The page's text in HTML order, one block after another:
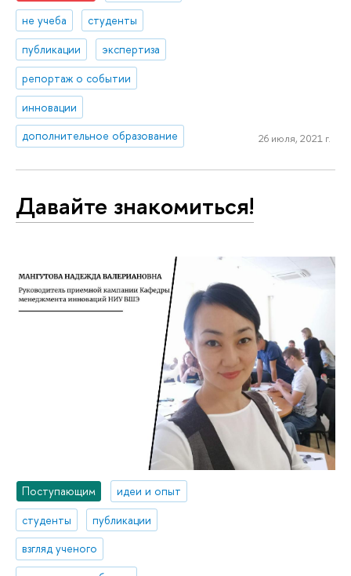
не учеба
студенты
публикации
экспертиза
репортаж о событии
инновации
дополнительное образование
26 июля, 2021 г.
Давайте знакомиться!
Поступающим
идеи и опыт
студенты
публикации
взгляд ученого